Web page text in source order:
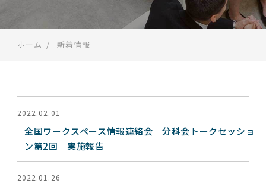
ホーム 新着情報
2022.02.01
全国ワークスペース情報連絡会 分科会トークセッショ
ン第2回 実施報告
2022.01.26